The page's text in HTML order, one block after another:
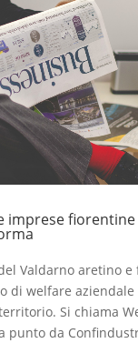
imprese
Valdarno aretino
di welfare aziendale
Si chiama
punto da